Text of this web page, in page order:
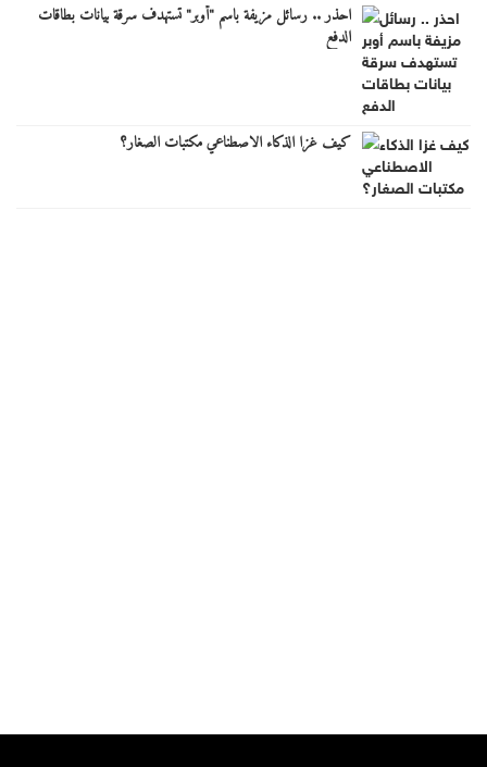
احذر .. رسائل مزيفة باسم "أوبر" تستهدف سرقة بيانات بطاقات
الدفع
كيف غزا الذكاء الاصطناعي مكتبات الصغار؟